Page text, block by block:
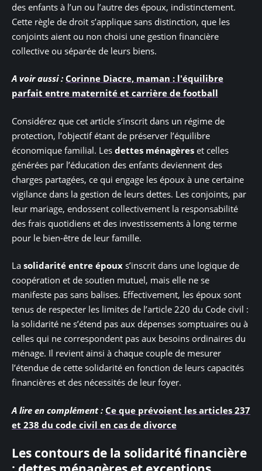
des enfants à l’un ou l’autre des époux, indistinctement.
Cette règle de droit s’applique sans distinction, que les
conjoints aient ou non choisi une gestion financière
collective ou séparée de leurs biens.
A voir aussi : Corinne Diacre, maman : l'équilibre
parfait entre maternité et carrière de football
Considérez que cet article s’inscrit dans un régime de
protection, l’objectif étant de préserver l’équilibre
économique familial. Les dettes ménagères et celles
générées par l’éducation des enfants deviennent des
charges partagées, ce qui engage les époux à une certaine
vigilance dans la gestion de leurs dettes. Les conjoints, par
leur mariage, endossent collectivement la responsabilité
des frais quotidiens et des investissements à long terme
pour le bien-être de leur famille.
La solidarité entre époux s’inscrit dans une logique de
coopération et de soutien mutuel, mais elle ne se
manifeste pas sans balises. Effectivement, les époux sont
tenus de respecter les limites de l’article 220 du Code civil :
la solidarité ne s’étend pas aux dépenses somptuaires ou à
celles qui ne correspondent pas aux besoins ordinaires du
ménage. Il revient ainsi à chaque couple de mesurer
l’étendue de cette solidarité en fonction de leurs capacités
financières et des nécessités de leur foyer.
A lire en complément : Ce que prévoient les articles 237
et 238 du code civil en cas de divorce
Les contours de la solidarité financière